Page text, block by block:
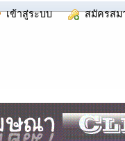
เข้าสู่ระบบ สมัครสม